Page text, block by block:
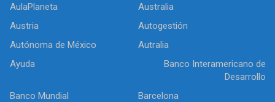
AulaPlaneta
Australia
Austria
Autogestión
Autónoma de México
Autralia
Ayuda
Banco Interamericano de
Desarrollo
Banco Mundial
Barcelona